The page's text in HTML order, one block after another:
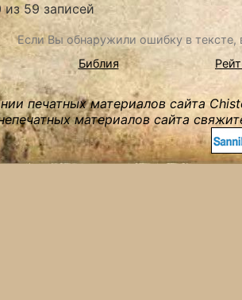
из 59 записей
Если Вы обнаружили ошибку в
Библия
печатных материалов сайта
материалов сайта